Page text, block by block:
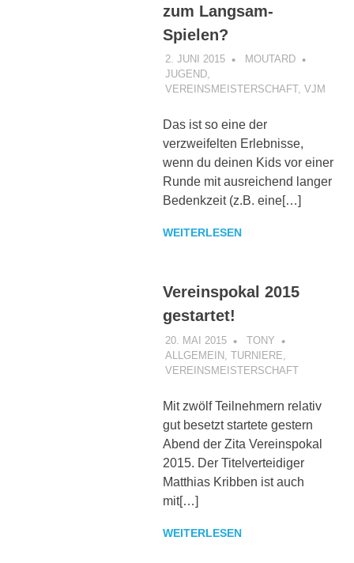
zum Langsam-
Spielen?
2. JUNI 2015
MOUTARD
JUGEND,
VEREINSMEISTERSCHAFT, VJM
Das ist so eine der
verzweifelten Erlebnisse,
wenn du deinen Kids vor einer
Runde mit ausreichend langer
Bedenkzeit (z.B. eine[…]
WEITERLESEN
Vereinspokal 2015
gestartet!
20. MAI 2015
TONY
ALLGEMEIN, TURNIERE
VEREINSMEISTERSCHAFT
Mit zwölf Teilnehmern relativ
gut besetzt startete gestern
Abend der Zita Vereinspokal
2015. Der Titelverteidiger
Matthias Kribben ist auch
mit[…]
WEITERLESEN